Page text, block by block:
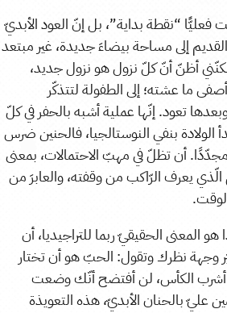
فعليًّا “نقطة بداية”، بل إنّ العود الأبديّ
إلى مساحة بيضاءَ جديدة، غير مبتعد
أظنّ أنّ كلّ نزول هو نزول جديد،
ما عشته؛ إلى الطفولة لتتذكّر
تعود. إنّها عملية أشبه بالحفر في كلّ
بنفي النوستالجيا، فالحنين ضرس
أن تظلّ في مهبّ الاحتمالات، بمعنى
الّذي يعرف الرّاكب من وقفته، والعابرَ من
المعنى الحقيقيّ ربما للتراجيديا، أن
وجهة نظرك وتقول: الحبّ هو أن تختار
أشرب الكأس، لن أفتضح أنّك وضعت
بالحنان الأبديّ، هذه التعويذة